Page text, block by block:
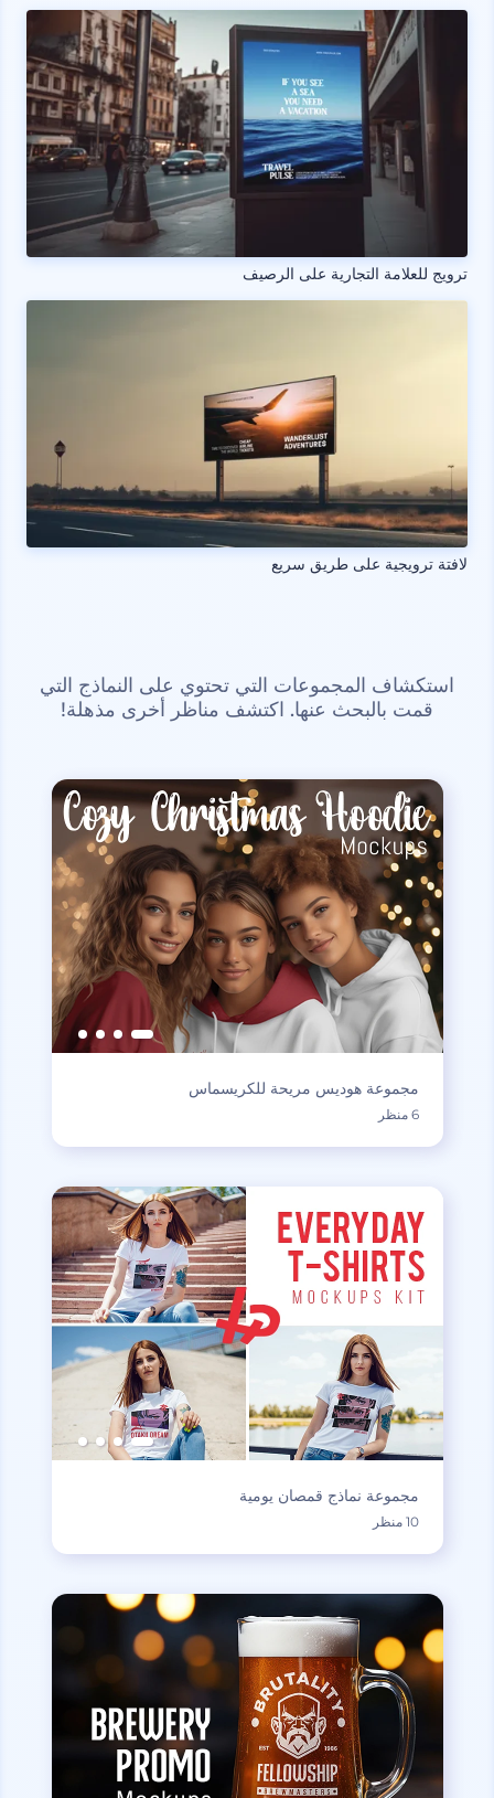
ترويج للعلامة التجارية على الرصيف
لافتة ترويجية على طريق سريع
استكشاف المجموعات التي تحتوي على النماذج التي
قمت بالبحث عنها. اكتشف مناظر أخرى مذهلة!
مجموعة هوديس مريحة للكريسماس
6 منظر
مجموعة نماذج قمصان يومية
10 منظر